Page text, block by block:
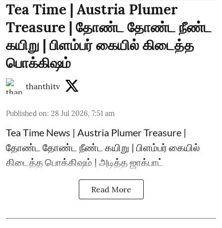
Tea Time | Austria Plumer
Treasure | தோண்ட தோண்ட நீண்ட
கயிறு | பிளம்பர் கையில் கிடைத்த
பொக்கிஷம்
thanthitv
Published on: 28 Jul 2026, 7:51 am
Tea Time News | Austria Plumer Treasure |
தோண்ட தோண்ட நீண்ட கயிறு | பிளம்பர் கையில்
கிடைத்த பொக்கிஷம் | அடித்த ஜாக்பாட்
Read More